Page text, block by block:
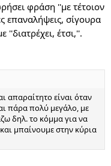
φράση ''με τέτοιον
επαναλήψεις, σίγουρα
''διατρέχει, έτσι,''.
απαραίτητο είναι όταν
πάρα πολύ μεγάλο, με
δηλ. το κόμμα για να
μπαίνουμε στην κύρια